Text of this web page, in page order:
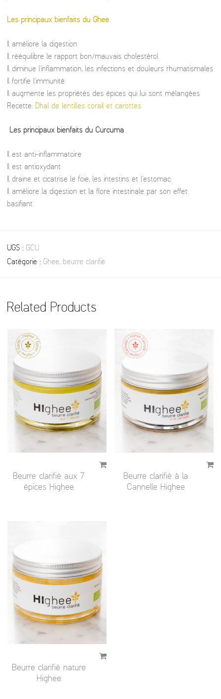
Les principaux bienfaits du Ghee
Il améliore la digestion
Il rééquilibre le rapport bon/mauvais cholestérol
Il diminue l’inflammation, les infections et douleurs rhumatismales
Il fortifie l’immunité
Il augmente les propriétés des épices qui lui sont mélangées
Recette: Dhal de lentilles corail et carottes
Les principaux bienfaits du Curcuma
Il est anti-inflammatoire
Il est antioxydant
Il draine et cicatrise le foie, les intestins et l’estomac
Il améliore la digestion et la flore intestinale par son effet
basifiant
UGS : GCU
Catégorie : Ghee, beurre clarifié
Related Products
Beurre clarifié aux 7
épices Highee
Beurre clarifié à la
Cannelle Highee
Beurre clarifié nature
Highee